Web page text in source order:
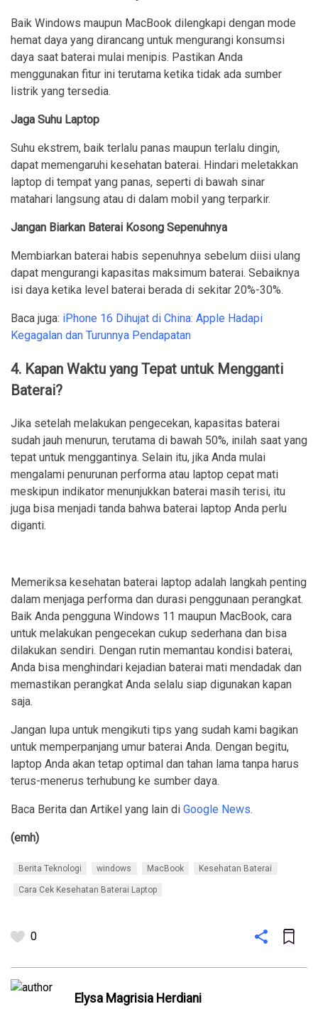
Baik Windows maupun MacBook dilengkapi dengan mode
hemat daya yang dirancang untuk mengurangi konsumsi
daya saat baterai mulai menipis. Pastikan Anda
menggunakan fitur ini terutama ketika tidak ada sumber
listrik yang tersedia.
Jaga Suhu Laptop
Suhu ekstrem, baik terlalu panas maupun terlalu dingin,
dapat memengaruhi kesehatan baterai. Hindari meletakkan
laptop di tempat yang panas, seperti di bawah sinar
matahari langsung atau di dalam mobil yang terparkir.
Jangan Biarkan Baterai Kosong Sepenuhnya
Membiarkan baterai habis sepenuhnya sebelum diisi ulang
dapat mengurangi kapasitas maksimum baterai. Sebaiknya
isi daya ketika level baterai berada di sekitar 20%-30%.
Baca juga: iPhone 16 Dihujat di China: Apple Hadapi
Kegagalan dan Turunnya Pendapatan
4. Kapan Waktu yang Tepat untuk Mengganti
Baterai?
Jika setelah melakukan pengecekan, kapasitas baterai
sudah jauh menurun, terutama di bawah 50%, inilah saat yang
tepat untuk menggantinya. Selain itu, jika Anda mulai
mengalami penurunan performa atau laptop cepat mati
meskipun indikator menunjukkan baterai masih terisi, itu
juga bisa menjadi tanda bahwa baterai laptop Anda perlu
diganti.
Memeriksa kesehatan baterai laptop adalah langkah penting
dalam menjaga performa dan durasi penggunaan perangkat.
Baik Anda pengguna Windows 11 maupun MacBook, cara
untuk melakukan pengecekan cukup sederhana dan bisa
dilakukan sendiri. Dengan rutin memantau kondisi baterai,
Anda bisa menghindari kejadian baterai mati mendadak dan
memastikan perangkat Anda selalu siap digunakan kapan
saja.
Jangan lupa untuk mengikuti tips yang sudah kami bagikan
untuk memperpanjang umur baterai Anda. Dengan begitu,
laptop Anda akan tetap optimal dan tahan lama tanpa harus
terus-menerus terhubung ke sumber daya.
Baca Berita dan Artikel yang lain di Google News.
(emh)
Berita Teknologi windows MacBook Kesehatan Baterai
Cara Cek Kesehatan Baterai Laptop
0
Elysa Magrisia Herdiani